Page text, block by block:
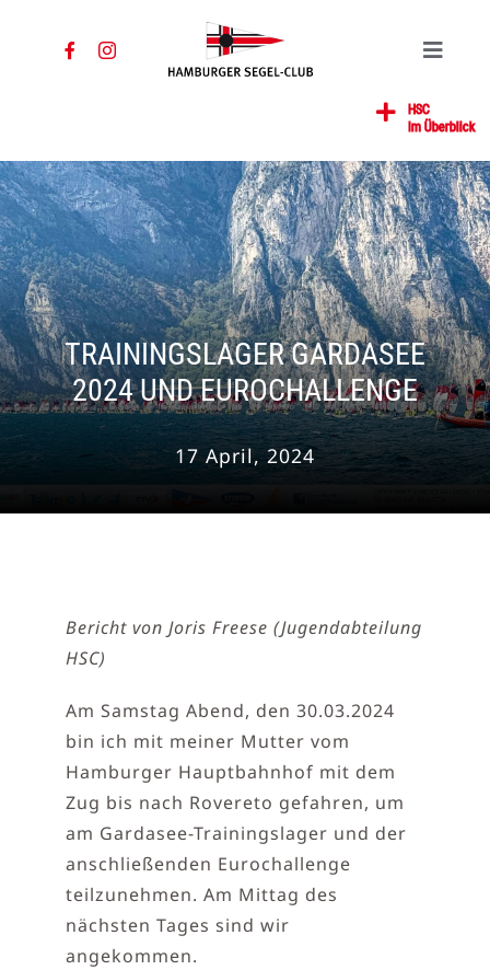
Toggle
Segeln
Jugend
Mitglied
Gastronomie
Kontakt
SUCHE
HSC
Im Überblick
TRAININGSLAGER GARDASEE
2024 UND EUROCHALLENGE
17 April, 2024
Bericht von Joris Freese (Jugendabteilung
HSC)
Am Samstag Abend, den 30.03.2024
bin ich mit meiner Mutter vom
Hamburger Hauptbahnhof mit dem
Zug bis nach Rovereto gefahren, um
am Gardasee-Trainingslager und der
anschließenden Eurochallenge
teilzunehmen. Am Mittag des
nächsten Tages sind wir
angekommen.